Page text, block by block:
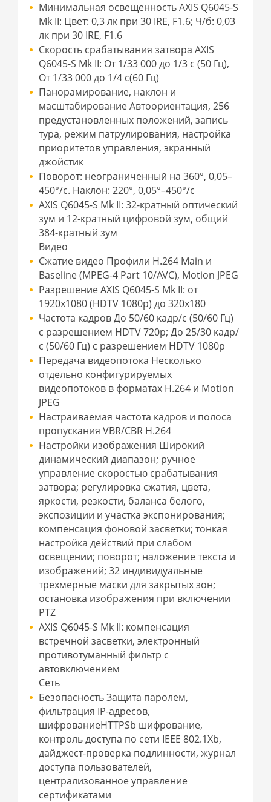
Минимальная освещенность AXIS Q6045-S
Mk II: Цвет: 0,3 лк при 30 IRE, F1.6; Ч/б: 0,03
лк при 30 IRE, F1.6
Скорость срабатывания затвора AXIS
Q6045-S Mk II: От 1/33 000 до 1/3 с (50 Гц),
От 1/33 000 до 1/4 с(60 Гц)
Панорамирование, наклон и
масштабирование Автоориентация, 256
предустановленных положений, запись
тура, режим патрулирования, настройка
приоритетов управления, экранный
джойстик
Поворот: неограниченный на 360°, 0,05–
450°/с. Наклон: 220°, 0,05°–450°/с
AXIS Q6045-S Mk II: 32-кратный оптический
зум и 12-кратный цифровой зум, общий
384-кратный зум
Видео
Сжатие видео Профили H.264 Main и
Baseline (MPEG-4 Part 10/AVC), Motion JPEG
Разрешение AXIS Q6045-S Mk II: от
1920x1080 (HDTV 1080p) до 320x180
Частота кадров До 50/60 кадр/с (50/60 Гц)
с разрешением HDTV 720p; До 25/30 кадр/
с (50/60 Гц) с разрешением HDTV 1080p
Передача видеопотока Несколько
отдельно конфигурируемых
видеопотоков в форматах H.264 и Motion
JPEG
Настраиваемая частота кадров и полоса
пропускания VBR/CBR H.264
Настройки изображения Широкий
динамический диапазон; ручное
управление скоростью срабатывания
затвора; регулировка сжатия, цвета,
яркости, резкости, баланса белого,
экспозиции и участка экспонирования;
компенсация фоновой засветки; тонкая
настройка действий при слабом
освещении; поворот; наложение текста и
изображений; 32 индивидуальные
трехмерные маски для закрытых зон;
остановка изображения при включении
PTZ
AXIS Q6045-S Mk II: компенсация
встречной засветки, электронный
противотуманный фильтр с
автовключением
Сеть
Безопасность Защита паролем,
фильтрация IP-адресов,
шифрованиеHTTPSb шифрование,
контроль доступа по сети IEEE 802.1Xb,
дайджест-проверка подлинности, журнал
доступа пользователей,
централизованное управление
сертификатами